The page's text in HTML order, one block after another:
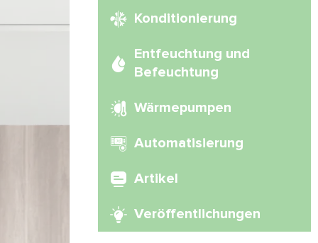
Konditionierung
Entfeuchtung und
Befeuchtung
Wärmepumpen
Automatisierung
Artikel
Veröffentlichungen